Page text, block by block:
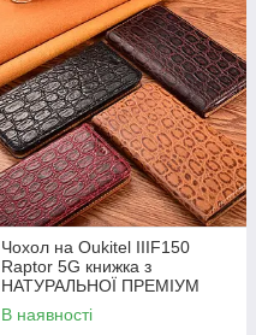
Чохол на Oukitel IIIF150
Raptor 5G книжка з
НАТУРАЛЬНОЇ ПРЕМІУМ
ШКІРИ із підставкою
протиударний магнітний
В наявності